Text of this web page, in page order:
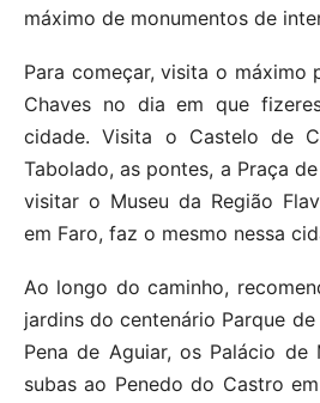
máximo de monumentos de
Para começar, visita o máximo
Chaves no dia em que
cidade. Visita o Castelo de
Tabolado, as pontes, a Praça
visitar o Museu da Região
em Faro, faz o mesmo nessa
Ao longo do caminho,
jardins do centenário Parque
Pena de Aguiar, os Palácio de
subas ao Penedo do Castro